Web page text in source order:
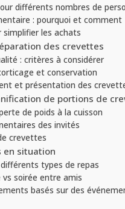
différents nombres de
: pourquoi et comment
les achats
des crevettes
: critères à considérer
et conservation
et présentation des
de portions de
de poids à la cuisson
des invités
crevettes
en situation
types de repas
vs soirée entre amis
basés sur des